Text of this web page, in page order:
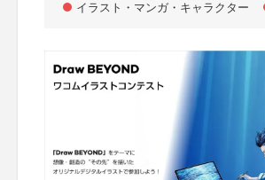
イラスト・マンガ・キャラクター